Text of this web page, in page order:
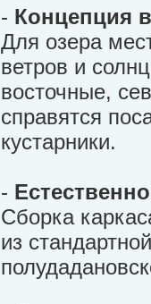
- Концепция
Для озера
ветров и
восточные,
справятся
кустарники.
-
Сборка
из